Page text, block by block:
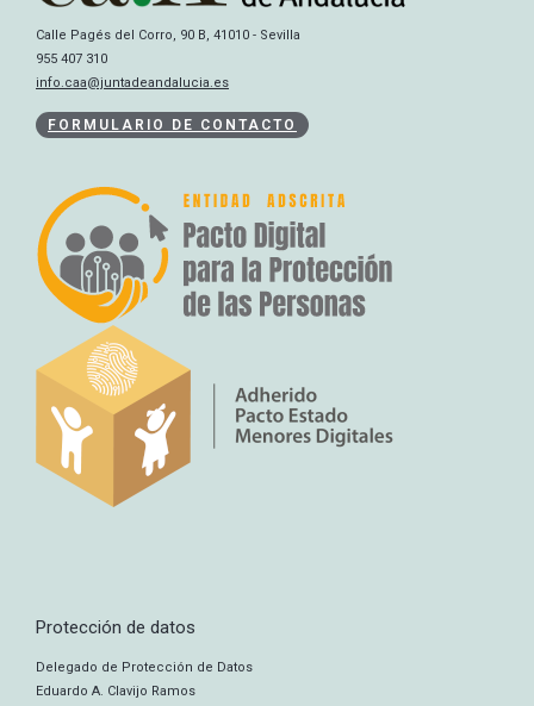
Calle Pagés del Corro, 90 B, 41010 - Sevilla
955 407 310
info.caa@juntadeandalucia.es
FORMULARIO DE CONTACTO
Protección de datos
Delegado de Protección de Datos
Eduardo A. Clavijo Ramos